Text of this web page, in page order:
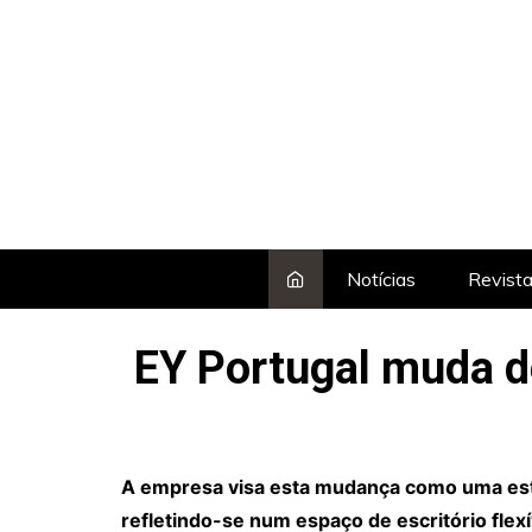
Notícias Revista
EY Portugal muda
A empresa visa esta mudança como uma
refletindo-se num espaço de escritório